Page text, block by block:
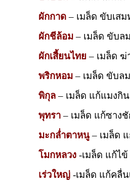
ผักกาด– เมล็ด ขับเส
ผักชีล้อม– เมล็ด ขับล
ผักเสี้ยนไทย – เมล็ด ฆ่
พริกหอม– เมล็ด ขับล
พิกุล– เมล็ด แก้แมงกิ
พุทรา– เมล็ด แก้ซางชั
มะกล่ำตาหนู– เมล็ด
โมกหลวง -เมล็ด แก้ไข้
เร่วใหญ่ -เมล็ด แก้คลื่